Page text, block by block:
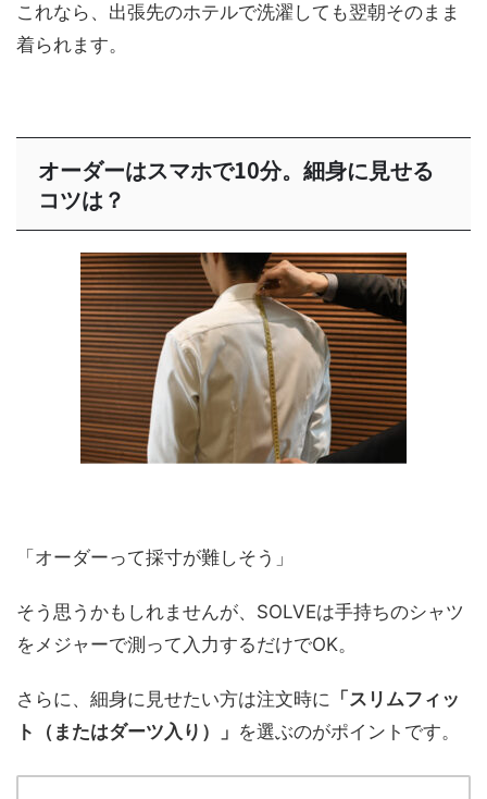
これなら、出張先のホテルで洗濯しても翌朝そのまま
着られます。
オーダーはスマホで10分。細身に見せる
コツは？
「オーダーって採寸が難しそう」
そう思うかもしれませんが、SOLVEは手持ちのシャツ
をメジャーで測って入力するだけでOK。
さらに、細身に見せたい方は注文時に 「スリムフィッ
ト（またはダーツ入り）」 を選ぶのがポイントです。